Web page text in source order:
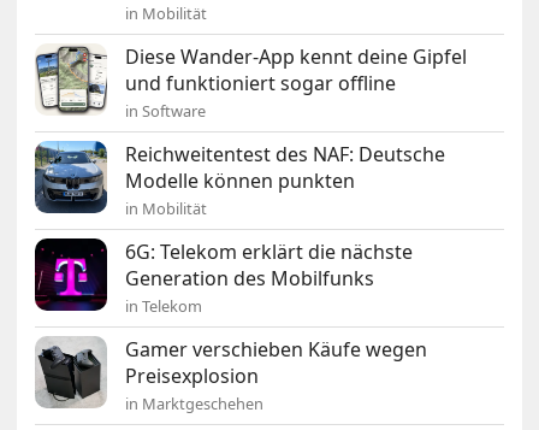
in Mobilität
Diese Wander-App kennt deine Gipfel
und funktioniert sogar offline
in Software
Reichweitentest des NAF: Deutsche
Modelle können punkten
in Mobilität
6G: Telekom erklärt die nächste
Generation des Mobilfunks
in Telekom
Gamer verschieben Käufe wegen
Preisexplosion
in Marktgeschehen